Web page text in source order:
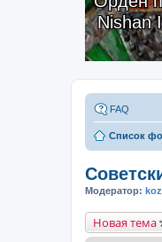
Nishan
FAQ
Список
Модератор: koz
Новая тема